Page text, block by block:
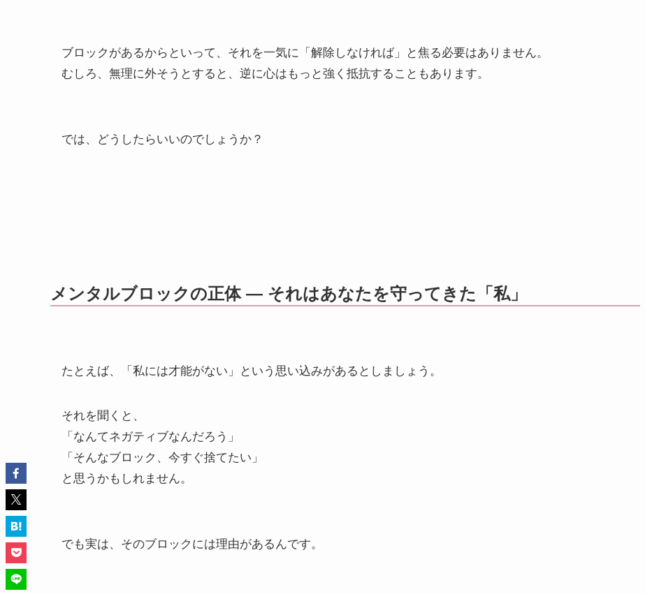
ブロックがあるからといって、それを一気に「解除しなければ」と焦る必要はありません。
むしろ、無理に外そうとすると、逆に心はもっと強く抵抗することもあります。
では、どうしたらいいのでしょうか？
メンタルブロックの正体 ― それはあなたを守ってきた「私」
たとえば、「私には才能がない」という思い込みがあるとしましょう。
それを聞くと、
「なんてネガティブなんだろう」
「そんなブロック、今すぐ捨てたい」
と思うかもしれません。
でも実は、そのブロックには理由があるんです。